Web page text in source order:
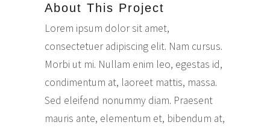
About This Project
Lorem ipsum dolor sit amet,
consectetuer adipiscing elit. Nam cursus.
Morbi ut mi. Nullam enim leo, egestas id,
condimentum at, laoreet mattis, massa.
Sed eleifend nonummy diam. Praesent
mauris ante, elementum et, bibendum at,